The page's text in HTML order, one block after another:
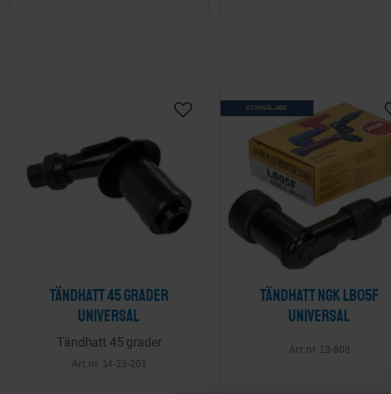
Tändhatt 45 grader
Universal
Tändhatt 45 grader
14-23-201
Lägg till i önskelista
Tändhatt NGK LB05F
Universal
13-808
STORSÄLJARE